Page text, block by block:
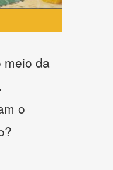
meio da
o